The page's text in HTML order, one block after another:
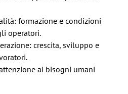
formazione e condizioni
operatori.
crescita, sviluppo e
ai bisogni umani